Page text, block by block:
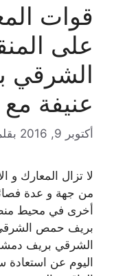
قوات
على
الشرقي
عنيفة مع
أكتوبر 9, 2016
لا تزال المعارك و
من جهة و عدة
أخرى في محيط
بريف حمص
الشرقي بريف
اليوم عن استعادة